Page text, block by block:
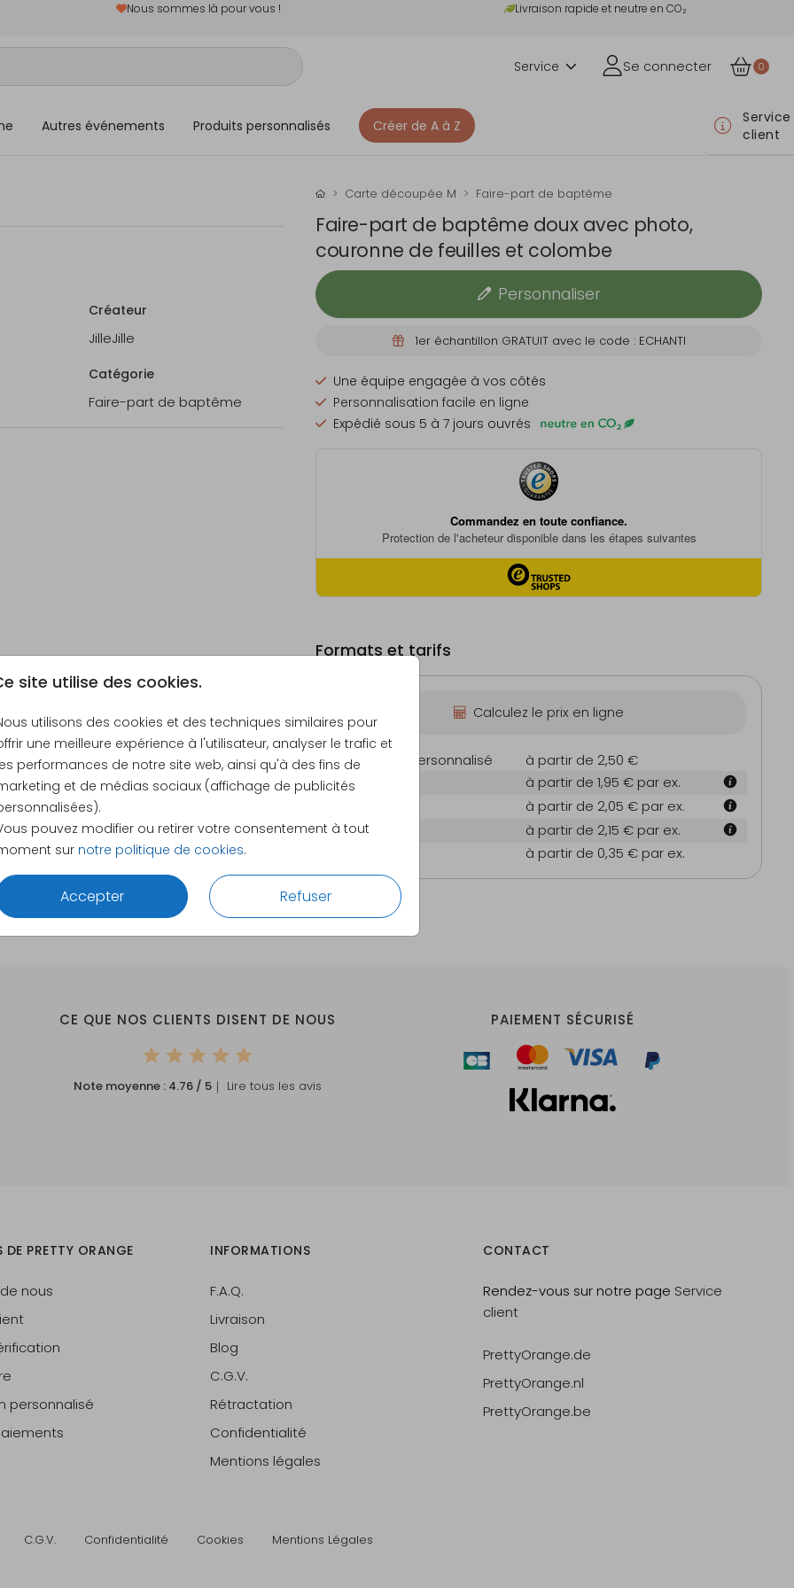
Nous sommes là pour vous ! Livraison rapide et neutre en CO₂
Service Se connecter 0
Autres événements Produits personnalisés Créer de A à Z
Service
client
site utilise des cookies.
utilisons des cookies et des techniques similaires pour
une meilleure expérience à l'utilisateur, analyser le trafic et
performances de notre site web, ainsi qu'à des fins de
et de médias sociaux (affichage de publicités
pouvez modifier ou retirer votre consentement à tout
sur notre politique de cookies.
Accepter Refuser
Créateur
JilleJille
Catégorie
Faire-part de baptême
Carte découpée M Faire-part de baptême
Faire-part de baptême doux avec photo,
couronne de feuilles et colombe
Personnaliser
1er échantillon GRATUIT avec le code : ECHANTI
Une équipe engagée à vos côtés
Personnalisation facile en ligne
Expédié sous 5 à 7 jours ouvrés
Formats et tarifs
Calculez le prix en ligne
Échantillon personnalisé
à partir de 2,50 €
10 × 15 cm
à partir de 1,95 € par ex.
à partir de 2,05 € par ex.
14.4 × 21.6 cm
à partir de 2,15 € par ex.
à partir de 0,35 € par ex.
CE QUE NOS CLIENTS DISENT DE NOUS
Note moyenne : 4.76 / 5 ｜ Lire tous les avis
PAIEMENT SÉCURISÉ
DE PRETTY ORANGE
nous
personnalisé
INFORMATIONS
F.A.Q.
Livraison
Blog
C.G.V.
Rétractation
Confidentialité
Mentions légales
CONTACT
Rendez-vous sur notre page Service
client
PrettyOrange.de
PrettyOrange.nl
PrettyOrange.be
C.G.V. Confidentialité Cookies Mentions Légales